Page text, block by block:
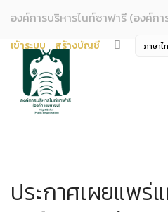
องค์การบริหารไนท์ซาฟารี (องค์ก
เข้าระบบ สร้างบัญชี
ประกาศเผยแพร่